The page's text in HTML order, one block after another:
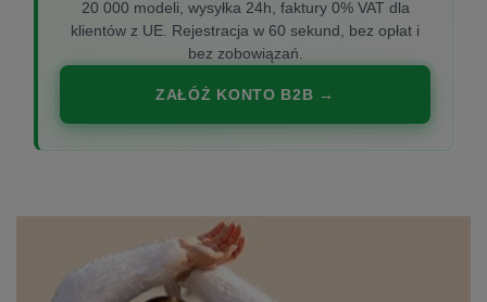
20 000 modeli, wysyłka 24h, faktury 0% VAT dla
klientów z UE. Rejestracja w 60 sekund, bez opłat i
bez zobowiązań.
ZAŁÓŻ KONTO B2B →